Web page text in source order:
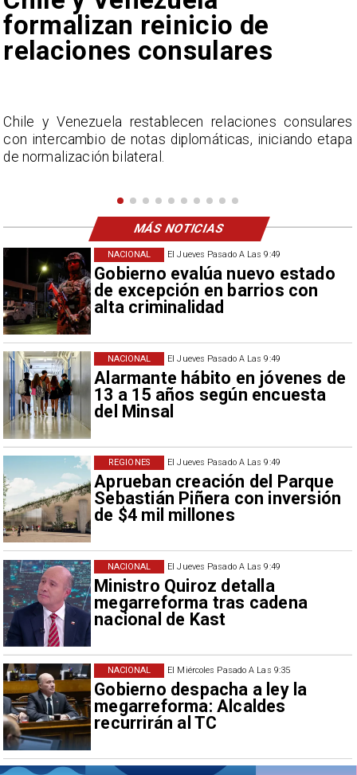
El Jueves Pasado A Las 9:49
Gobierno evalúa nuevo estado
de excepción en barrios con
alta criminalidad
NACIONAL
El Jueves Pasado A Las 9:49
Alarmante hábito en jóvenes de
13 a 15 años según encuesta
del Minsal
NACIONAL
El Jueves Pasado A Las 9:49
Aprueban creación del Parque
Sebastián Piñera con inversión
de $4 mil millones
REGIONES
El Jueves Pasado A Las 9:49
Ministro Quiroz detalla
megarreforma tras cadena
nacional de Kast
NACIONAL
El Miércoles Pasado A Las 9:35
Gobierno despacha a ley la
megarreforma: Alcaldes
recurrirán al TC
NACIONAL
de Camila Flores sobre
Fabiola Campillai
La Confederación Nacional de Ferias Libres (ASOF)
considera inaceptable que se refieran a Fabiola
Campillai como 'señora de feria', expresión utilizada
MÁS NOTICIAS